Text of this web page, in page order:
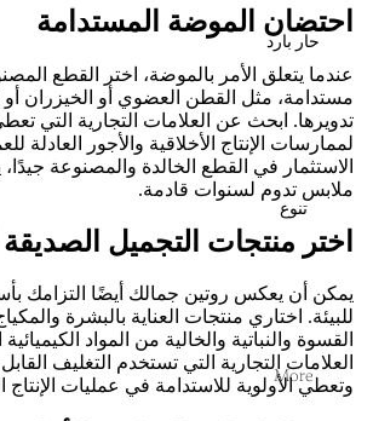
حار بارد
تنوع
More
احتضان الموضة المستدامة
عندما يتعلق الأمر بالموضة، اختر القطع
مستدامة، مثل القطن العضوي أو الخيزران أو
تدويرها. ابحث عن العلامات التجارية التي
لممارسات الإنتاج الأخلاقية والأجور العادلة
الاستثمار في القطع الخالدة والمصنوعة جيدًا،
ملابس تدوم لسنوات قادمة.
اختر منتجات التجميل الصديقة
يمكن أن يعكس روتين جمالك أيضًا التزامك
للبيئة. اختاري منتجات العناية بالبشرة
القسوة والنباتية والخالية من المواد
العلامات التجارية التي تستخدم التغليف القابل
وتعطي الأولوية للاستدامة في عمليات الإنتاج